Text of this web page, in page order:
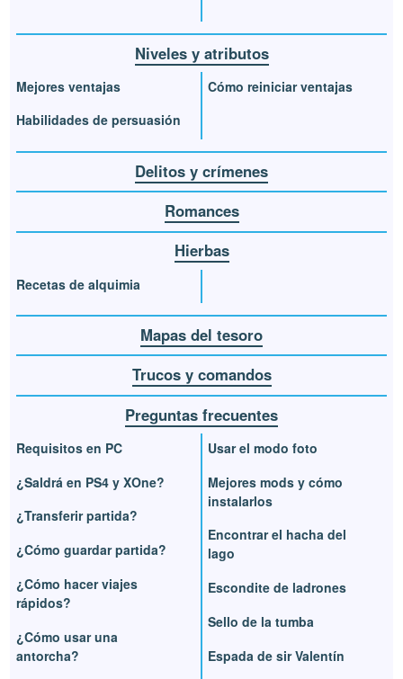
Niveles y atributos
Mejores ventajas
Habilidades de persuasión
Cómo reiniciar ventajas
Delitos y crímenes
Romances
Hierbas
Recetas de alquimia
Mapas del tesoro
Trucos y comandos
Preguntas frecuentes
Requisitos en PC
¿Saldrá en PS4 y XOne?
¿Transferir partida?
¿Cómo guardar partida?
¿Cómo hacer viajes
rápidos?
¿Cómo usar una
antorcha?
Usar el modo foto
Mejores mods y cómo
instalarlos
Encontrar el hacha del
lago
Escondite de ladrones
Sello de la tumba
Espada de sir Valentín